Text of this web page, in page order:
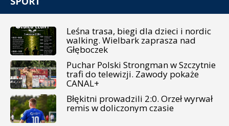
Leśna trasa, biegi dla dzieci i nordic
walking. Wielbark zaprasza nad
Głęboczek
Puchar Polski Strongman w Szczytnie
trafi do telewizji. Zawody pokaże
CANAL+
Błękitni prowadzili 2:0. Orzeł wyrwał
remis w doliczonym czasie